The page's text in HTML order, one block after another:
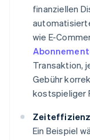
finanziellen
wie E-
Transaktion,
Gebühr
kostspieliger
Zeiteffizienz
Ein Beispiel